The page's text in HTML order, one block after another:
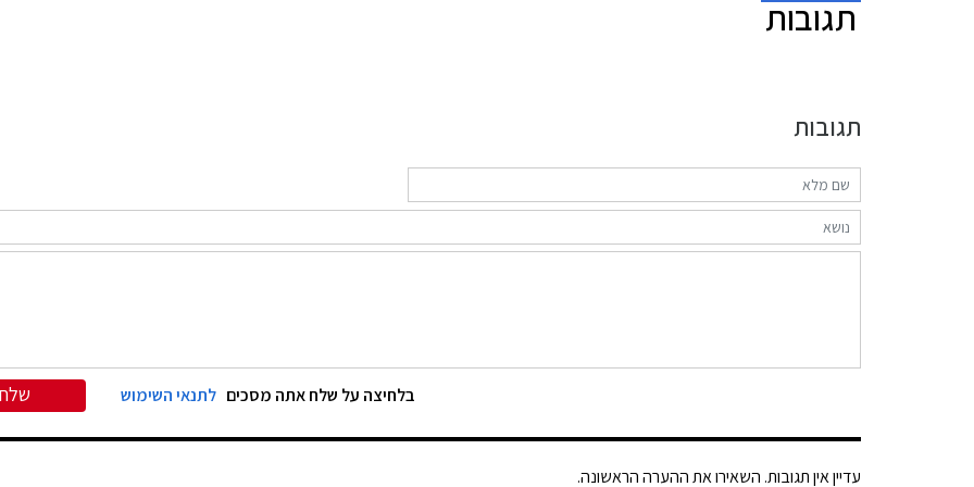
תגובות
תגובות
בלחיצה על שלח אתה מסכים לתנאי השימוש
עדיין אין תגובות. השאירו את ההערה הראשונה.